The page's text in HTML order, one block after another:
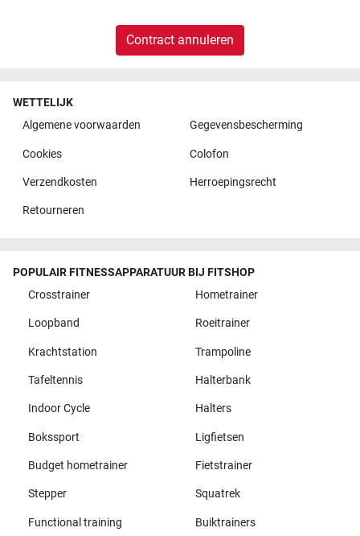
Contract annuleren
WETTELIJK
Algemene voorwaarden
Gegevensbescherming
Cookies Colofon
Verzendkosten Herroepingsrecht
Retourneren
POPULAIR FITNESSAPPARATUUR BIJ FITSHOP
Crosstrainer
Hometrainer
Loopband Roeitrainer
Krachtstation Trampoline
Tafeltennis Halterbank
Indoor Cycle Halters
Bokssport Ligfietsen
Budget hometrainer Fietstrainer
Stepper Squatrek
Functional training Buiktrainers